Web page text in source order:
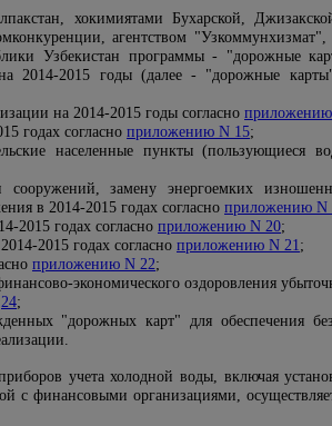
хокимиятами Бухарской,
агентством
Узбекистан программы - "дорожные
2014-2015 годы (далее - "дорожные
на 2014-2015 годы согласно
годах согласно приложению N 15;
населенные пункты (пользующиеся
замену энергоемких
в 2014-2015 годах согласно приложению N
2015 годах согласно приложению N 20;
2015 годах согласно приложению N 21;
приложению N 22;
экономического оздоровления
24;
"дорожных карт" для обеспечения
учета холодной воды, включая
с финансовыми организациями,